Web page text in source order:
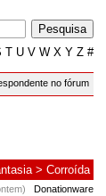
T U V W X Y Z #
no fórum
> Corroída
Donationware